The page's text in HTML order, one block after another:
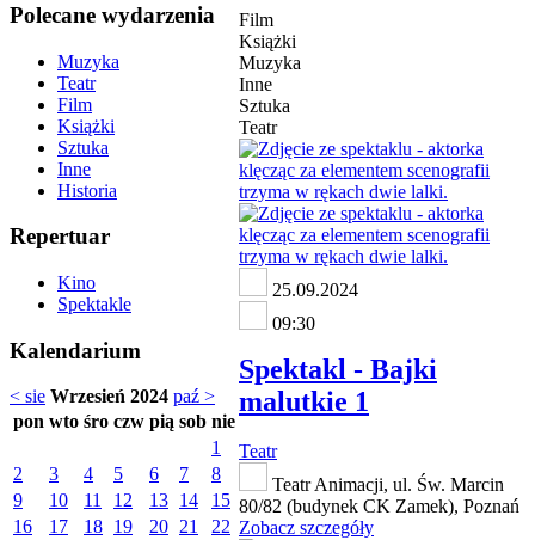
Polecane wydarzenia
Muzyka
Teatr
Film
Książki
Sztuka
Inne
Historia
Repertuar
Kino
Spektakle
Kalendarium
< sie Wrzesień 2024 paź >
pon wto śro czw pią sob nie
1
2
3 4 5 6 7
8
9
10 11 12 13 14
15
16
17 18 19 20 21
22
Film
Książki
Muzyka
Inne
Sztuka
Teatr
25.09.2024
09:30
Spektakl - Bajki
malutkie 1
Teatr
Teatr Animacji, ul. Św. Marcin
80/82 (budynek CK Zamek), Poznań
Zobacz szczegóły